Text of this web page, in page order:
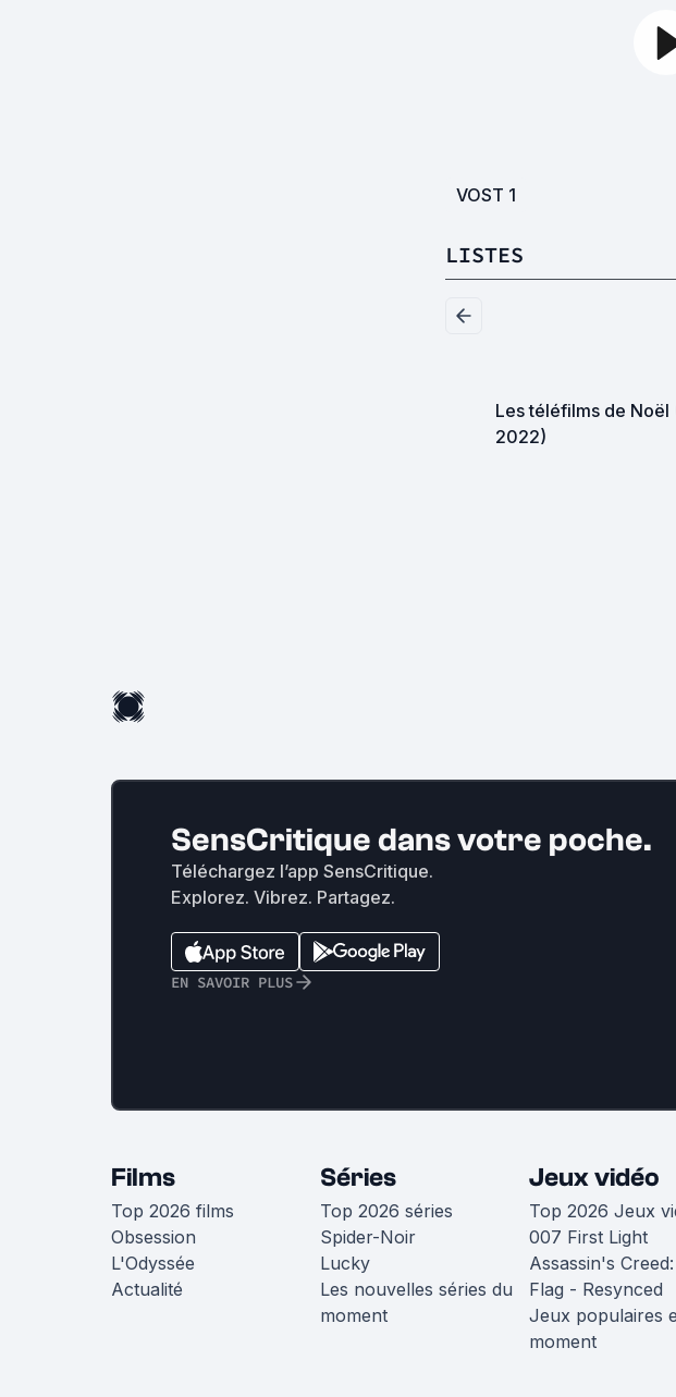
VOST 1
LISTES
Les téléfilms de Noël
2022)
SensCritique dans votre poche.
Téléchargez l’app SensCritique.
Explorez. Vibrez. Partagez.
EN SAVOIR PLUS
Films
Top 2026 films
Obsession
L'Odyssée
Actualité
Séries
Top 2026 séries
Spider-Noir
Lucky
Les nouvelles séries du
moment
Jeux vidéo
Top 2026 Jeux
007 First Light
Assassin's
Flag - Resynced
Jeux populaires
moment